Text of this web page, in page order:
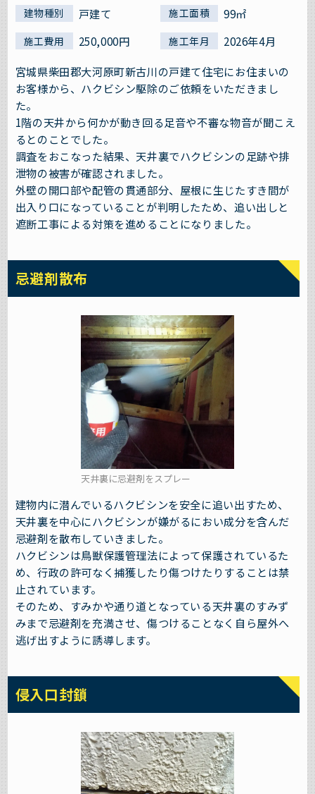
建物種別 戸建て 施工面積 99㎡
施工費用 250,000円 施工年月
2026年4月
宮城県柴田郡大河原町新古川の戸建て住宅にお住まいの
お客様から、ハクビシン駆除のご依頼をいただきまし
た。
1階の天井から何かが動き回る足音や不審な物音が聞こえ
るとのことでした。
調査をおこなった結果、天井裏でハクビシンの足跡や排
泄物の被害が確認されました。
外壁の開口部や配管の貫通部分、屋根に生じたすき間が
出入り口になっていることが判明したため、追い出しと
遮断工事による対策を進めることになりました。
忌避剤散布
天井裏に忌避剤をスプレー
建物内に潜んでいるハクビシンを安全に追い出すため、
天井裏を中心にハクビシンが嫌がるにおい成分を含んだ
忌避剤を散布していきました。
ハクビシンは鳥獣保護管理法によって保護されているた
め、行政の許可なく捕獲したり傷つけたりすることは禁
止されています。
そのため、すみかや通り道となっている天井裏のすみず
みまで忌避剤を充満させ、傷つけることなく自ら屋外へ
逃げ出すように誘導します。
侵入口封鎖